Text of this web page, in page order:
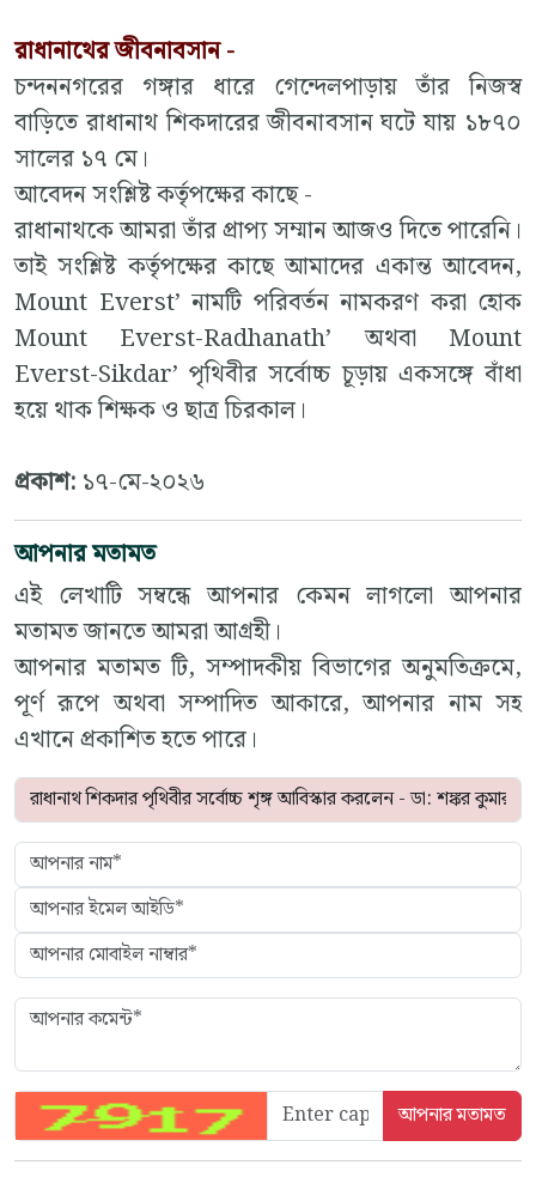
রাধানাথের জীবনাবসান -
চন্দননগরের গঙ্গার ধারে গেন্দেলপাড়ায় তাঁর নিজস্ব
বাড়িতে রাধানাথ শিকদারের জীবনাবসান ঘটে যায় ১৮৭০
সালের ১৭ মে।
আবেদন সংশ্লিষ্ট কর্তৃপক্ষের কাছে -
রাধানাথকে আমরা তাঁর প্রাপ্য সম্মান আজও দিতে পারেনি।
তাই সংশ্লিষ্ট কর্তৃপক্ষের কাছে আমাদের একান্ত আবেদন,
Mount Everst’ নামটি পরিবর্তন নামকরণ করা হোক
Mount Everst-Radhanath’ অথবা Mount
Everst-Sikdar’ পৃথিবীর সর্বোচ্চ চূড়ায় একসঙ্গে বাঁধা
হয়ে থাক শিক্ষক ও ছাত্র চিরকাল।
প্রকাশ: ১৭-মে-২০২৬
আপনার মতামত
এই লেখাটি সম্বন্ধে আপনার কেমন লাগলো আপনার
মতামত জানতে আমরা আগ্রহী।
আপনার মতামত টি, সম্পাদকীয় বিভাগের অনুমতিক্রমে,
পূর্ণ রূপে অথবা সম্পাদিত আকারে, আপনার নাম সহ
এখানে প্রকাশিত হতে পারে।